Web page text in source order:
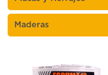
Maderas